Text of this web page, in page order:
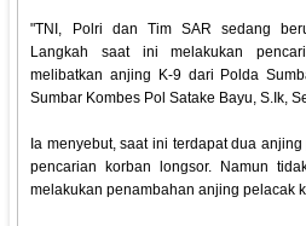
"TNI, Polri dan Tim SAR sedang
Langkah saat ini melakukan
melibatkan anjing K-9 dari Polda
Sumbar Kombes Pol Satake Bayu, S.Ik,
Ia menyebut, saat ini terdapat dua
pencarian korban longsor. Namun
melakukan penambahan anjing pelacak